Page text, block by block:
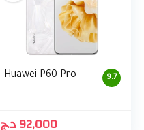
9.7
Huawei P60 Pro
92,000د.ج